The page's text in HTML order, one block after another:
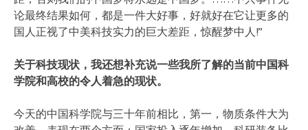
论最终结果如何，都是一件大好事，好就好在它让更多的
国人正视了中美科技实力的巨大差距，惊醒梦中人!”
关于科技现状，我还想补充说一些我所了解的当前中国科
学院和高校的令人着急的现状。
今天的中国科学院与三十年前相比，第一，物质条件大为